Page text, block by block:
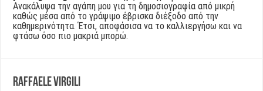
Ανακάλυψα την αγάπη μου για τη δημοσιογραφία από μικρή
καθώς μέσα από το γράψιμο έβρισκα διέξοδο από την
καθημερινότητα. Έτσι, αποφάσισα να το καλλιεργήσω και να
φτάσω όσο πιο μακριά μπορώ.
Raffaele Virgili